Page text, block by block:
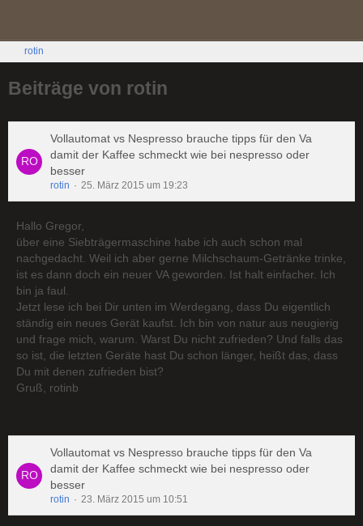
rotin
Beiträge von rotin
Vollautomat vs Nespresso brauche tipps für den Va
damit der Kaffee schmeckt wie bei nespresso oder
besser
rotin 25. März 2015 um 19:23
Hallo Gregor,
über eine Siebträgermaschine habe ich auch schon mal
nachgedacht. Weil ich aber gerne Milchschaum-Getränke trinke,
ist es dann doch ein neuer VA geworden. Ist halt einfacher. Ich
bin ja faul.
Jetzt lese ich bei Dir unten im Werdegang, dass Du eigentlich
ständig ein neues Gerät kaufst. Ich bin von natur aus neugierig
und frage mich, warum. Warst Du nicht zufrieden? Und falls das
so ist, die letzten Geräte hast Du schon länger, heißt das, dass
Du mit denen zufrieden bist?
Gruß, rotinb
Vollautomat vs Nespresso brauche tipps für den Va
damit der Kaffee schmeckt wie bei nespresso oder
besser
rotin 23. März 2015 um 10:51